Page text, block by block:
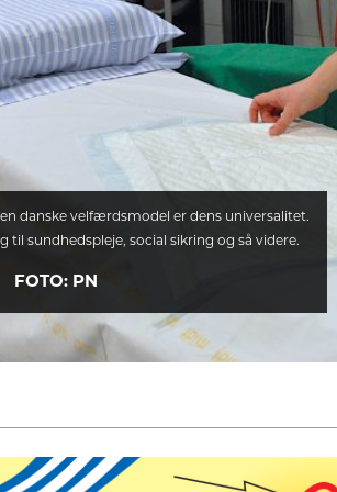
danske velfærdsmodel er dens universalitet.
til sundhedspleje, social sikring og så videre.
FOTO: PN